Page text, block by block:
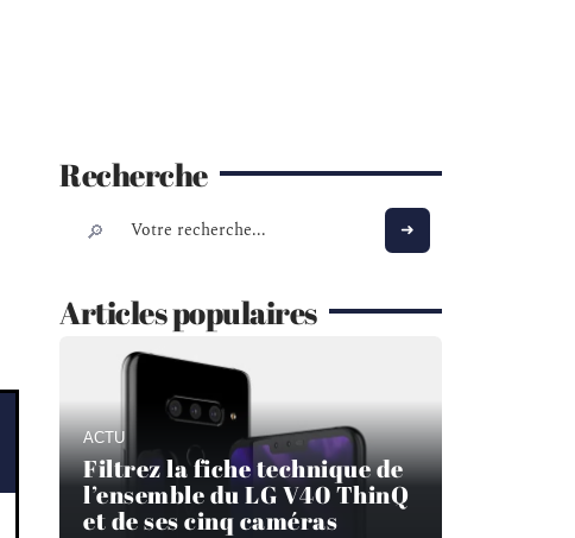
Recherche
Articles populaires
ACTU
Filtrez la fiche technique de
l’ensemble du LG V40 ThinQ
et de ses cinq caméras